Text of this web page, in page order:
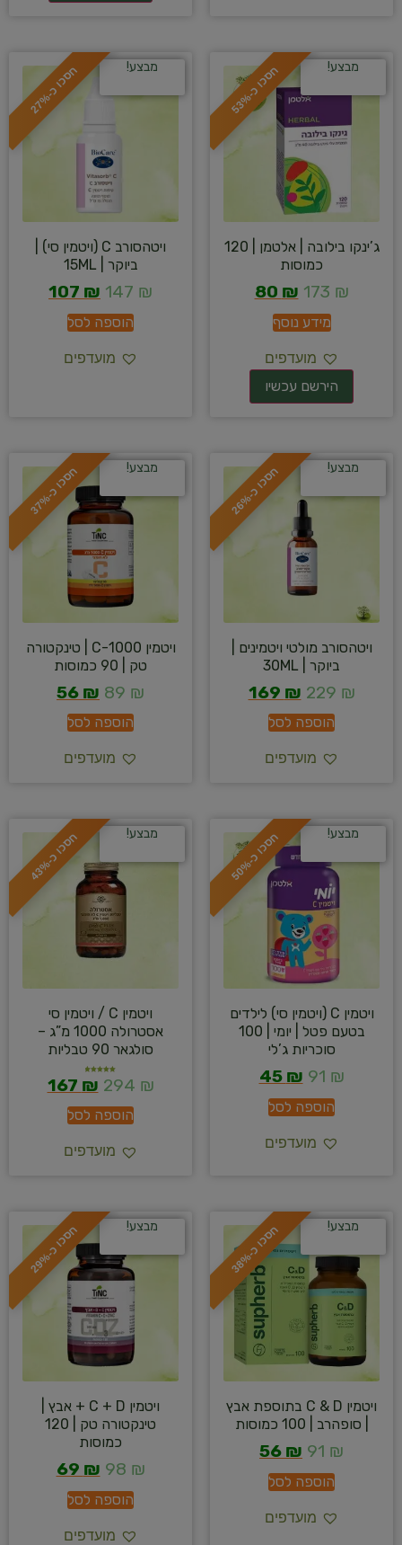
ח
ס
כ
ו
כ
-
5
3
% מבצע!
ג’ינקו בילובה | אלטמן | 120
כמוסות
173 ₪
80 ₪
מידע נוסף
מועדפים
ח
ס
כ
ו
כ
-
2
7
% מבצע!
ויטהסורב C (ויטמין סי) |
ביוקר | 15ML
147 ₪
107 ₪
הוספה לסל
מועדפים
ח
ס
כ
ו
כ
-
2
6
% מבצע!
ויטהסורב מולטי ויטמינים |
ביוקר | 30ML
229 ₪
169 ₪
הוספה לסל
מועדפים
ח
ס
כ
ו
כ
-
3
7
% מבצע!
ויטמין 1000-C | טינקטורה
טק | 90 כמוסות
89 ₪
56 ₪
הוספה לסל
מועדפים
ח
ס
כ
ו
כ
-
5
0
% מבצע!
ויטמין C (ויטמין סי) לילדים
בטעם פטל | יומי | 100
סוכריות ג’לי
91 ₪
45 ₪
הוספה לסל
מועדפים
ח
ס
כ
ו
כ
-
4
3
% מבצע!
ויטמין C / ויטמין סי
אסטרולה 1000 מ”ג –
סולגאר 90 טבליות
5.00
מתוך 5294 ₪
167 ₪
הוספה לסל
מועדפים
ח
ס
כ
ו
כ
-
3
8
% מבצע!
ויטמין C & D בתוספת אבץ
| סופהרב | 100 כמוסות
91 ₪
56 ₪
הוספה לסל
מועדפים
ח
ס
כ
ו
כ
-
2
9
% מבצע!
ויטמין C + D + אבץ |
טינקטורה טק | 120
כמוסות
98 ₪
69 ₪
הוספה לסל
מועדפים